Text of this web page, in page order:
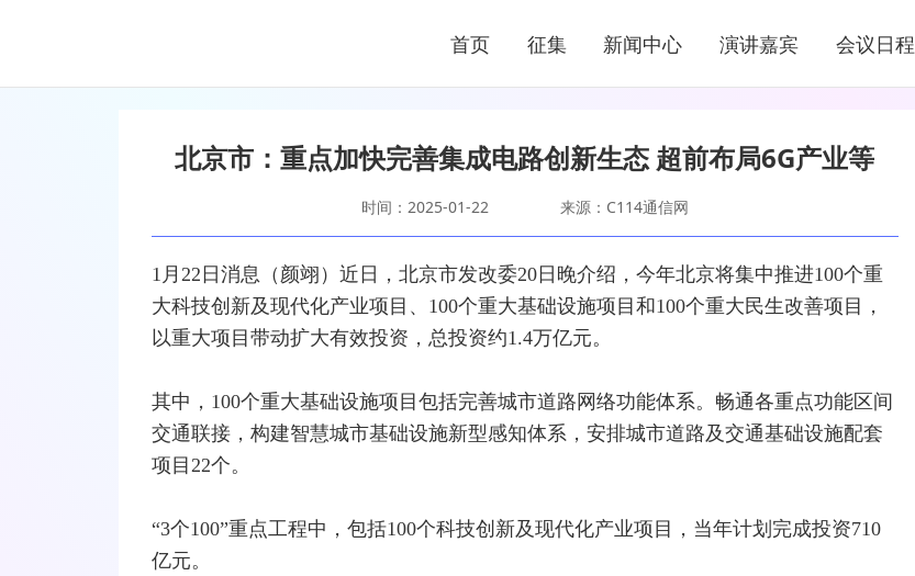
首页 征集 新闻中心 演讲嘉宾 会议日程
NEWS CENTER
北京市：重点加快完善集成电路创新生态 超前布局6G产业等
时间：2025-01-22 来源：C114通信网
1月22日消息（颜翊）近日，北京市发改委20日晚介绍，今年北京将集中推进100个重
大科技创新及现代化产业项目、100个重大基础设施项目和100个重大民生改善项目，
以重大项目带动扩大有效投资，总投资约1.4万亿元。
其中，100个重大基础设施项目包括完善城市道路 网络功能体系。畅通各重点功能区间
交通联接，构建智慧城市基础设施新型感知体系，安排城市道路及交通基础设施配套
项目22个。
“3个100”重点工程中，包括100个科技创新及现代化产业项目，当年计划完成投资710
亿元。